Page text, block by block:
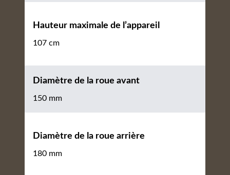
Hauteur maximale de l’appareil
107 cm
Diamètre de la roue avant
150 mm
Diamètre de la roue arrière
180 mm